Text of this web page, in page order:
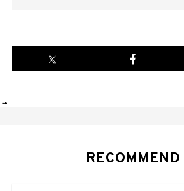
-->
RECOMMEND